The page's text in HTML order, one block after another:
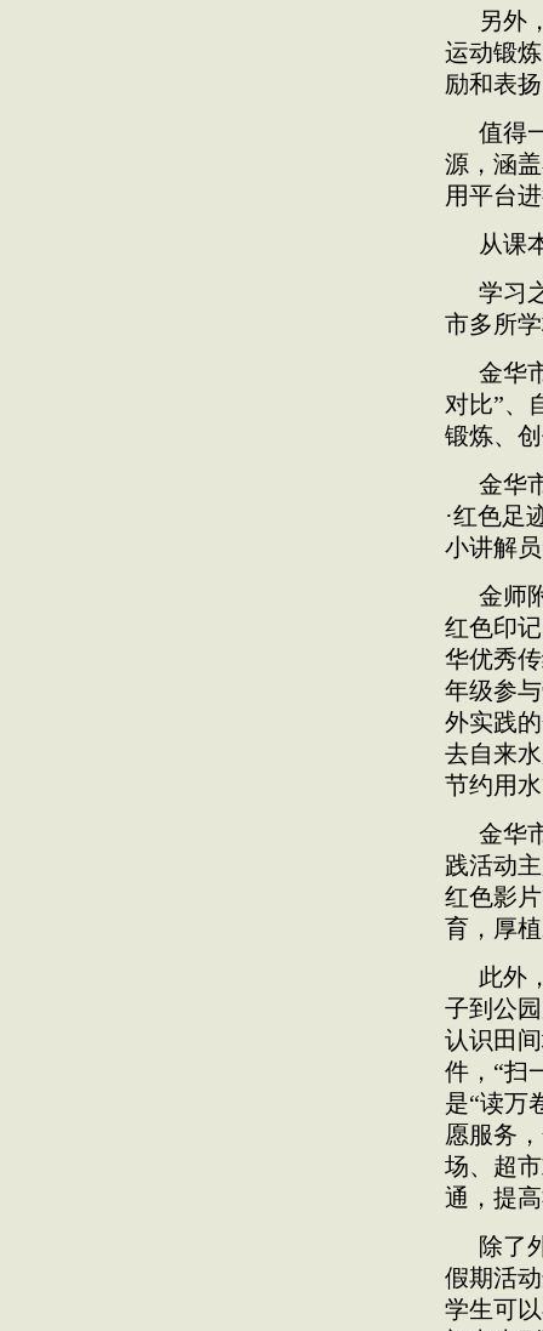
另外
运动锻
励和表
值得
源，涵
用平台
从课
学习
市多所
金华
对比”、
锻炼、
金华
·红色足
小讲解
金师
红色印
华优秀
年级参
外实践
去自来
节约用
金华
践活动
红色影
育，厚
此外
子到公
认识田
件，“扫
是“读万
愿服务
场、超
通，提
除了
假期活
学生可